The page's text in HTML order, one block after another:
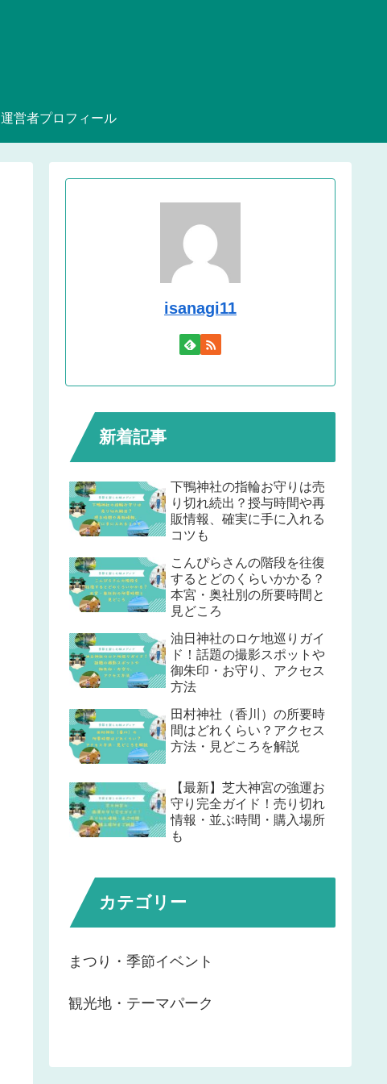
運営者プロフィール
isanagi11
新着記事
下鴨神社の指輪お守りは売
り切れ続出？授与時間や再
販情報、確実に手に入れる
コツも
こんぴらさんの階段を往復
するとどのくらいかかる？
本宮・奥社別の所要時間と
見どころ
油日神社のロケ地巡りガイ
ド！話題の撮影スポットや
御朱印・お守り、アクセス
方法
田村神社（香川）の所要時
間はどれくらい？アクセス
方法・見どころを解説
【最新】芝大神宮の強運お
守り完全ガイド！売り切れ
情報・並ぶ時間・購入場所
も
カテゴリー
まつり・季節イベント
観光地・テーマパーク